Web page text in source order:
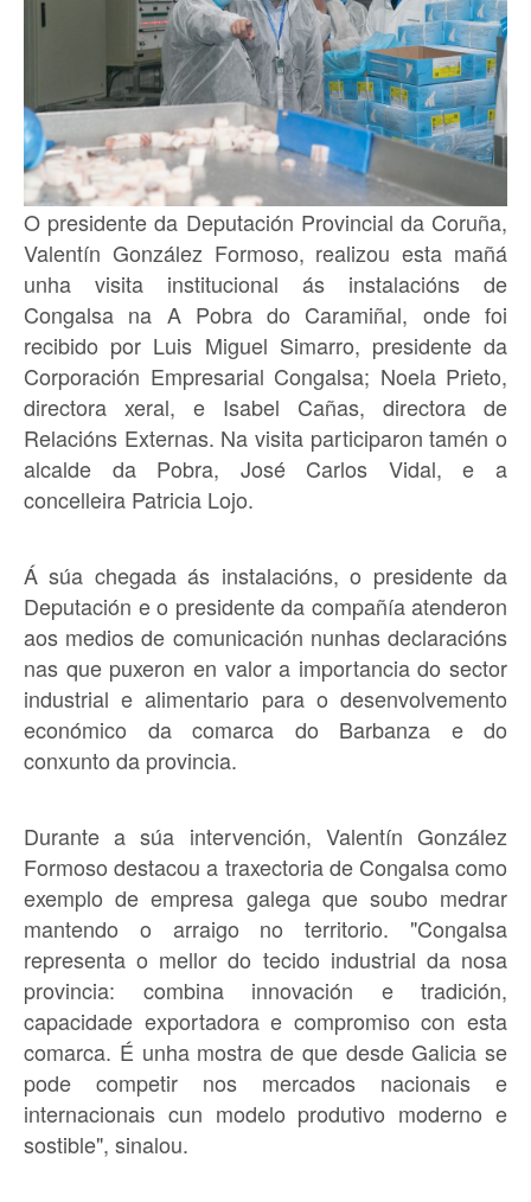
O presidente da Deputación Provincial da Coruña,
Valentín González Formoso, realizou esta mañá
unha visita institucional ás instalacións de
Congalsa na A Pobra do Caramiñal, onde foi
recibido por Luis Miguel Simarro, presidente da
Corporación Empresarial Congalsa; Noela Prieto,
directora xeral, e Isabel Cañas, directora de
Relacións Externas. Na visita participaron tamén o
alcalde da Pobra, José Carlos Vidal, e a
concelleira Patricia Lojo.
Á súa chegada ás instalacións, o presidente da
Deputación e o presidente da compañía atenderon
aos medios de comunicación nunhas declaracións
nas que puxeron en valor a importancia do sector
industrial e alimentario para o desenvolvemento
económico da comarca do Barbanza e do
conxunto da provincia.
Durante a súa intervención, Valentín González
Formoso destacou a traxectoria de Congalsa como
exemplo de empresa galega que soubo medrar
mantendo o arraigo no territorio. "Congalsa
representa o mellor do tecido industrial da nosa
provincia: combina innovación e tradición,
capacidade exportadora e compromiso con esta
comarca. É unha mostra de que desde Galicia se
pode competir nos mercados nacionais e
internacionais cun modelo produtivo moderno e
sostible", sinalou.